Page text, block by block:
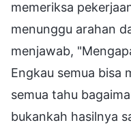
memeriksa
menunggu arahan
menjawab,
Engkau semua bisa
semua tahu
bukankah hasilnya